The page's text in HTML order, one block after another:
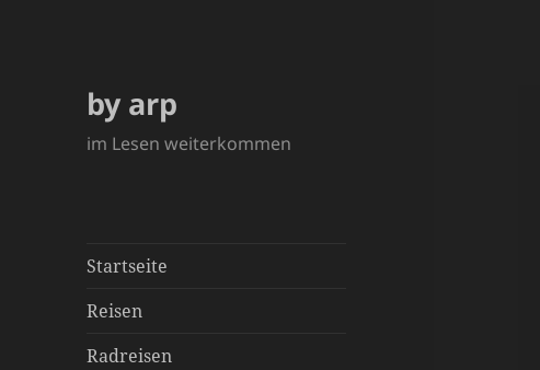
by arp
im Lesen weiterkommen
Startseite
Reisen
Radreisen